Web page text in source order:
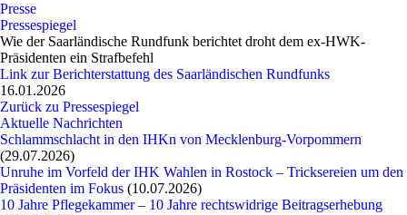
Presse
Pressespiegel
Wie der Saarländische Rundfunk berichtet droht dem ex-HWK-
Präsidenten ein Strafbefehl
Link zur Berichterstattung des Saarländischen Rundfunks
16.01.2026
Zurück zu Pressespiegel
Aktuelle Nachrichten
Schlammschlacht in den IHKn von Mecklenburg-Vorpommern
(29.07.2026)
Unruhe im Vorfeld der IHK Wahlen in Rostock – Tricksereien um den
Präsidenten im Fokus (10.07.2026)
10 Jahre Pflegekammer – 10 Jahre rechtswidrige Beitragserhebung